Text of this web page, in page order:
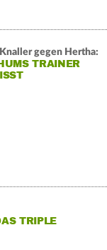
gegen Hertha:
TRAINER
TRIPLE